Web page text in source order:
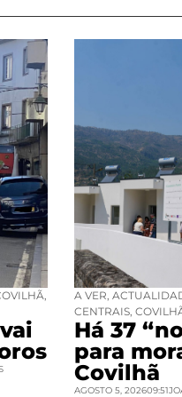
A VER
CENTRAIS,
Há 37
para
Covilhã
AGOSTO 5, 202609:51